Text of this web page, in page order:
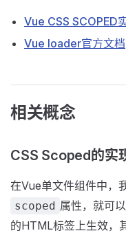
Vue CSS SCOPED
Vue loader官方文档
相关概念
CSS Scoped的实
在Vue单文件组件中，
scoped 属性，就可
的HTML标签上生效，